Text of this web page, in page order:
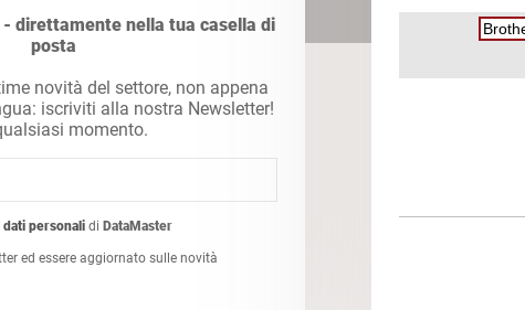
direttamente nella tua casella di
posta
novità del settore, non appena
iscriviti alla nostra Newsletter!
momento.
personali di DataMaster
ed essere aggiornato sulle novità